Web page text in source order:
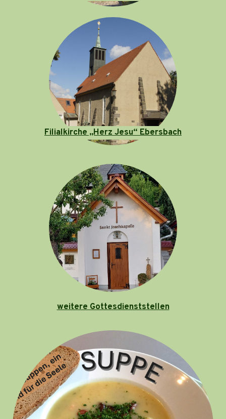
Filialkirche „Herz Jesu“ Ebersbach
weitere Gottesdienststellen